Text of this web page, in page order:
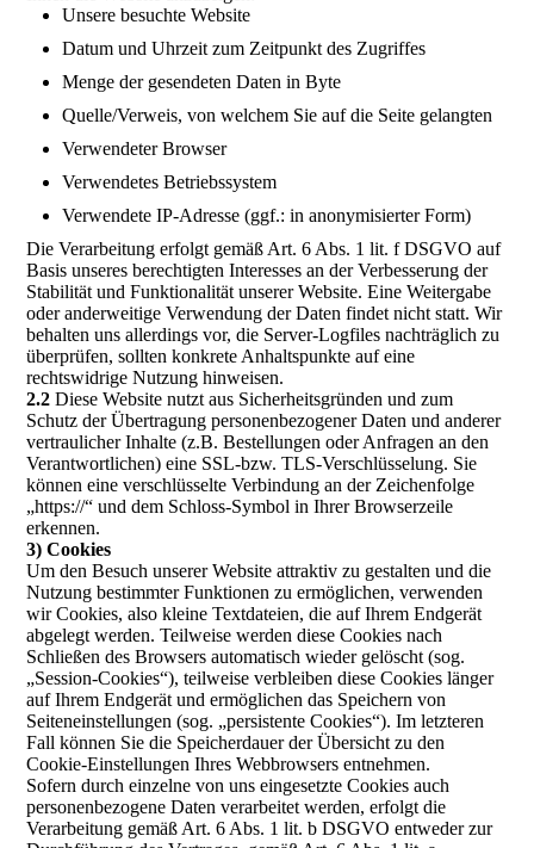
Unsere besuchte Website
Datum und Uhrzeit zum Zeitpunkt des Zugriffes
Menge der gesendeten Daten in Byte
Quelle/Verweis, von welchem Sie auf die Seite gelangten
Verwendeter Browser
Verwendetes Betriebssystem
Verwendete IP-Adresse (ggf.: in anonymisierter Form)
Die Verarbeitung erfolgt gemäß Art. 6 Abs. 1 lit. f DSGVO auf
Basis unseres berechtigten Interesses an der Verbesserung der
Stabilität und Funktionalität unserer Website. Eine Weitergabe
oder anderweitige Verwendung der Daten findet nicht statt. Wir
behalten uns allerdings vor, die Server-Logfiles nachträglich zu
überprüfen, sollten konkrete Anhaltspunkte auf eine
rechtswidrige Nutzung hinweisen.
2.2 Diese Website nutzt aus Sicherheitsgründen und zum
Schutz der Übertragung personenbezogener Daten und anderer
vertraulicher Inhalte (z.B. Bestellungen oder Anfragen an den
Verantwortlichen) eine SSL-bzw. TLS-Verschlüsselung. Sie
können eine verschlüsselte Verbindung an der Zeichenfolge
„https://“ und dem Schloss-Symbol in Ihrer Browserzeile
erkennen.
3) Cookies
Um den Besuch unserer Website attraktiv zu gestalten und die
Nutzung bestimmter Funktionen zu ermöglichen, verwenden
wir Cookies, also kleine Textdateien, die auf Ihrem Endgerät
abgelegt werden. Teilweise werden diese Cookies nach
Schließen des Browsers automatisch wieder gelöscht (sog.
„Session-Cookies“), teilweise verbleiben diese Cookies länger
auf Ihrem Endgerät und ermöglichen das Speichern von
Seiteneinstellungen (sog. „persistente Cookies“). Im letzteren
Fall können Sie die Speicherdauer der Übersicht zu den
Cookie-Einstellungen Ihres Webbrowsers entnehmen.
Sofern durch einzelne von uns eingesetzte Cookies auch
personenbezogene Daten verarbeitet werden, erfolgt die
Verarbeitung gemäß Art. 6 Abs. 1 lit. b DSGVO entweder zur